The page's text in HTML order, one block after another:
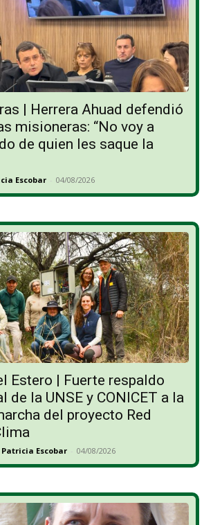
| Herrera Ahuad defendió
misioneras: “No voy a
de quien les saque la
Escobar - 04/08/2026
Estero | Fuerte respaldo
de la UNSE y CONICET a la
del proyecto Red
Patricia Escobar - 04/08/2026